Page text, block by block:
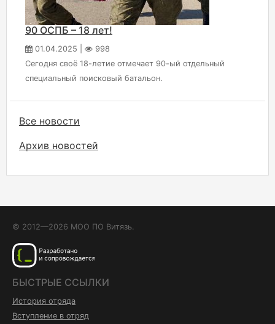
90 ОСПБ – 18 лет!
01.04.2025 |
998
Сегодня своё 18-летие отмечает 90-ый отдельный
специальный поисковый батальон.
Все новости
Архив новостей
© 2012—2026 МОО ПО Витязь.
БЫСТРЫЕ ССЫЛКИ
История отряда
Вступление в отряд